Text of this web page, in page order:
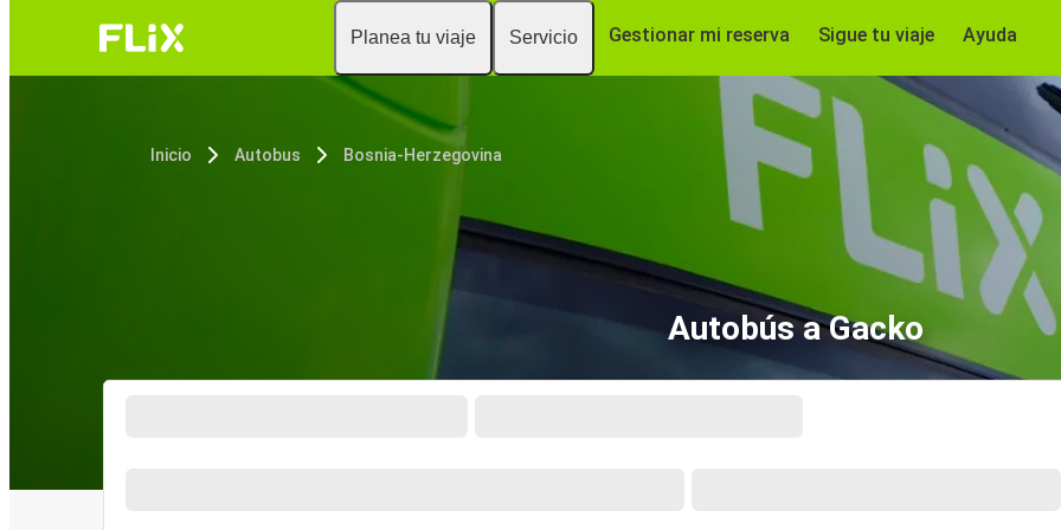
Planea tu viaje Servicio Gestionar mi reserva Sigue tu viaje Ayuda
Inicio Autobus Bosnia-Herzegovina
Autobús a Gacko